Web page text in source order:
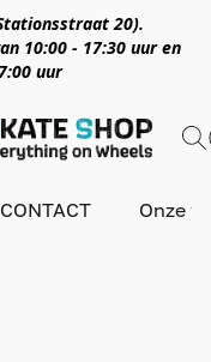
20).
10:00 - 17:30 uur en
uur
CONTACT Onze